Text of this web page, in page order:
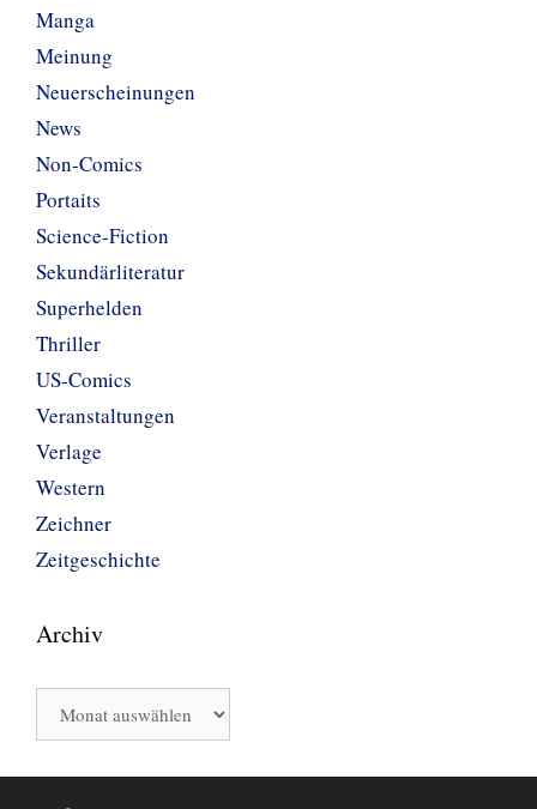
Manga
Meinung
Neuerscheinungen
News
Non-Comics
Portaits
Science-Fiction
Sekundärliteratur
Superhelden
Thriller
US-Comics
Veranstaltungen
Verlage
Western
Zeichner
Zeitgeschichte
Archiv